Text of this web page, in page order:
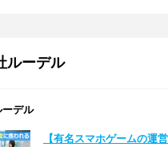
ルーデル
ーデル
【有名スマホゲームの運